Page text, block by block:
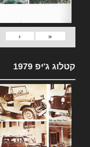
«
‹
קטלוג ג'יפ 1979